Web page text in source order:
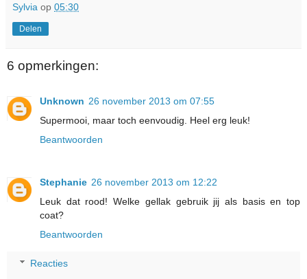
Sylvia op 05:30
Delen
6 opmerkingen:
Unknown 26 november 2013 om 07:55
Supermooi, maar toch eenvoudig. Heel erg leuk!
Beantwoorden
Stephanie 26 november 2013 om 12:22
Leuk dat rood! Welke gellak gebruik jij als basis en top
coat?
Beantwoorden
Reacties